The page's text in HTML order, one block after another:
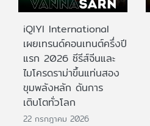
iQIYI International
เผยเทรนด์คอนเทนต์ครึ่งปี
แรก 2026 ซีรีส์จีนและ
ไมโครดราม่าขึ้นแท่นสอง
ขุมพลังหลัก ดันการ
เติบโตทั่วโลก
22 กรกฎาคม 2026